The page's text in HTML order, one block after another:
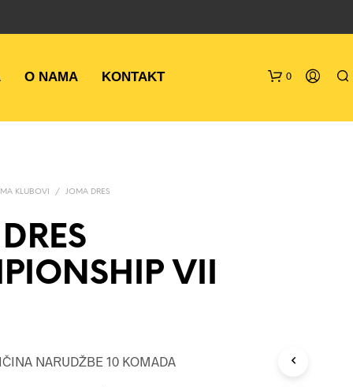
O NAMA KONTAKT 0
KLUBOVI / JOMA DRES
VII
NARUDŽBE 10 KOMADA